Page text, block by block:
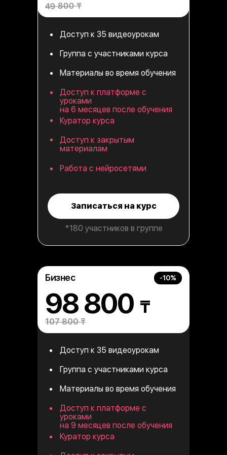
Записаться на курс
98 800
Материалы во время обучения
Доступ к 35 видеоурокам
₸
Бизнес
49 800 ₸
107 800 ₸
-10%
Доступ к платформе с
уроками
на 6 месяцев после обучения
Группа с участниками курса
Группа с участниками курса
Материалы во время обучения
Доступ к 35 видеоурокам
Доступ к платформе с
уроками
на 9 месяцев после обучения
Куратор курса
Куратор курса
Доступ к закрытым
материалам
Работа с нейросетями
*180 участников в группе
396 500 UZS
Стандарт